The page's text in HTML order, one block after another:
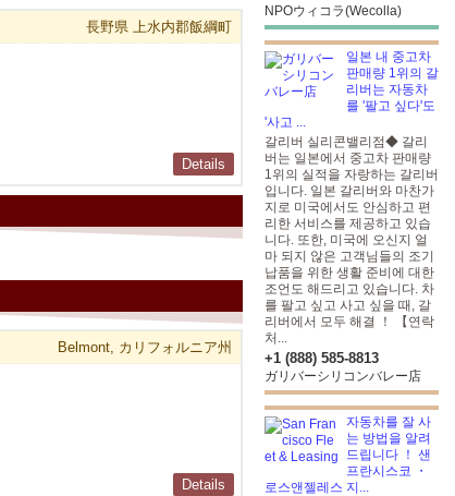
長野県 上水内郡飯綱町
Details
Belmont, カリフォルニア州
Details
NPOウィコラ(Wecolla)
일본 내 중고차
판매량 1위의 갈
리버는 자동차
를 '팔고 싶다'도
'사고 ...
갈리버 실리콘밸리점◆ 갈리
버는 일본에서 중고차 판매량
1위의 실적을 자랑하는 갈리버
입니다. 일본 갈리버와 마찬가
지로 미국에서도 안심하고 편
리한 서비스를 제공하고 있습
니다. 또한, 미국에 오신지 얼
마 되지 않은 고객님들의 조기
납품을 위한 생활 준비에 대한
조언도 해드리고 있습니다. 차
를 팔고 싶고 사고 싶을 때, 갈
리버에서 모두 해결 ！ 【연락
처...
+1 (888) 585-8813
ガリバーシリコンバレー店
자동차를 잘 사
는 방법을 알려
드립니다 ！ 샌
프란시스코 ・
로스앤젤레스 지...